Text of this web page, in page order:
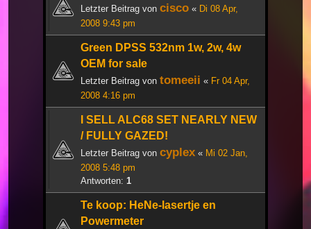
Letzter Beitrag von cisco « Di 08 Apr,
2008 9:43 pm
Green DPSS 532nm 1w, 2w, 4w
OEM for sale
Letzter Beitrag von tomeeii « Fr 04 Apr,
2008 4:16 pm
I SELL ALC68 SET NEARLY NEW
/ FULLY GAZED!
Letzter Beitrag von cyplex « Mi 02 Jan,
2008 5:48 pm
Antworten: 1
Te koop: HeNe-lasertje en
Powermeter